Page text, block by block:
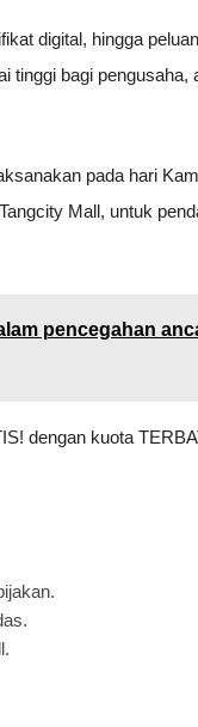
digital, hingga
tinggi bagi pengusaha,
pada hari
Mall, untuk
pencegahan
dengan kuota